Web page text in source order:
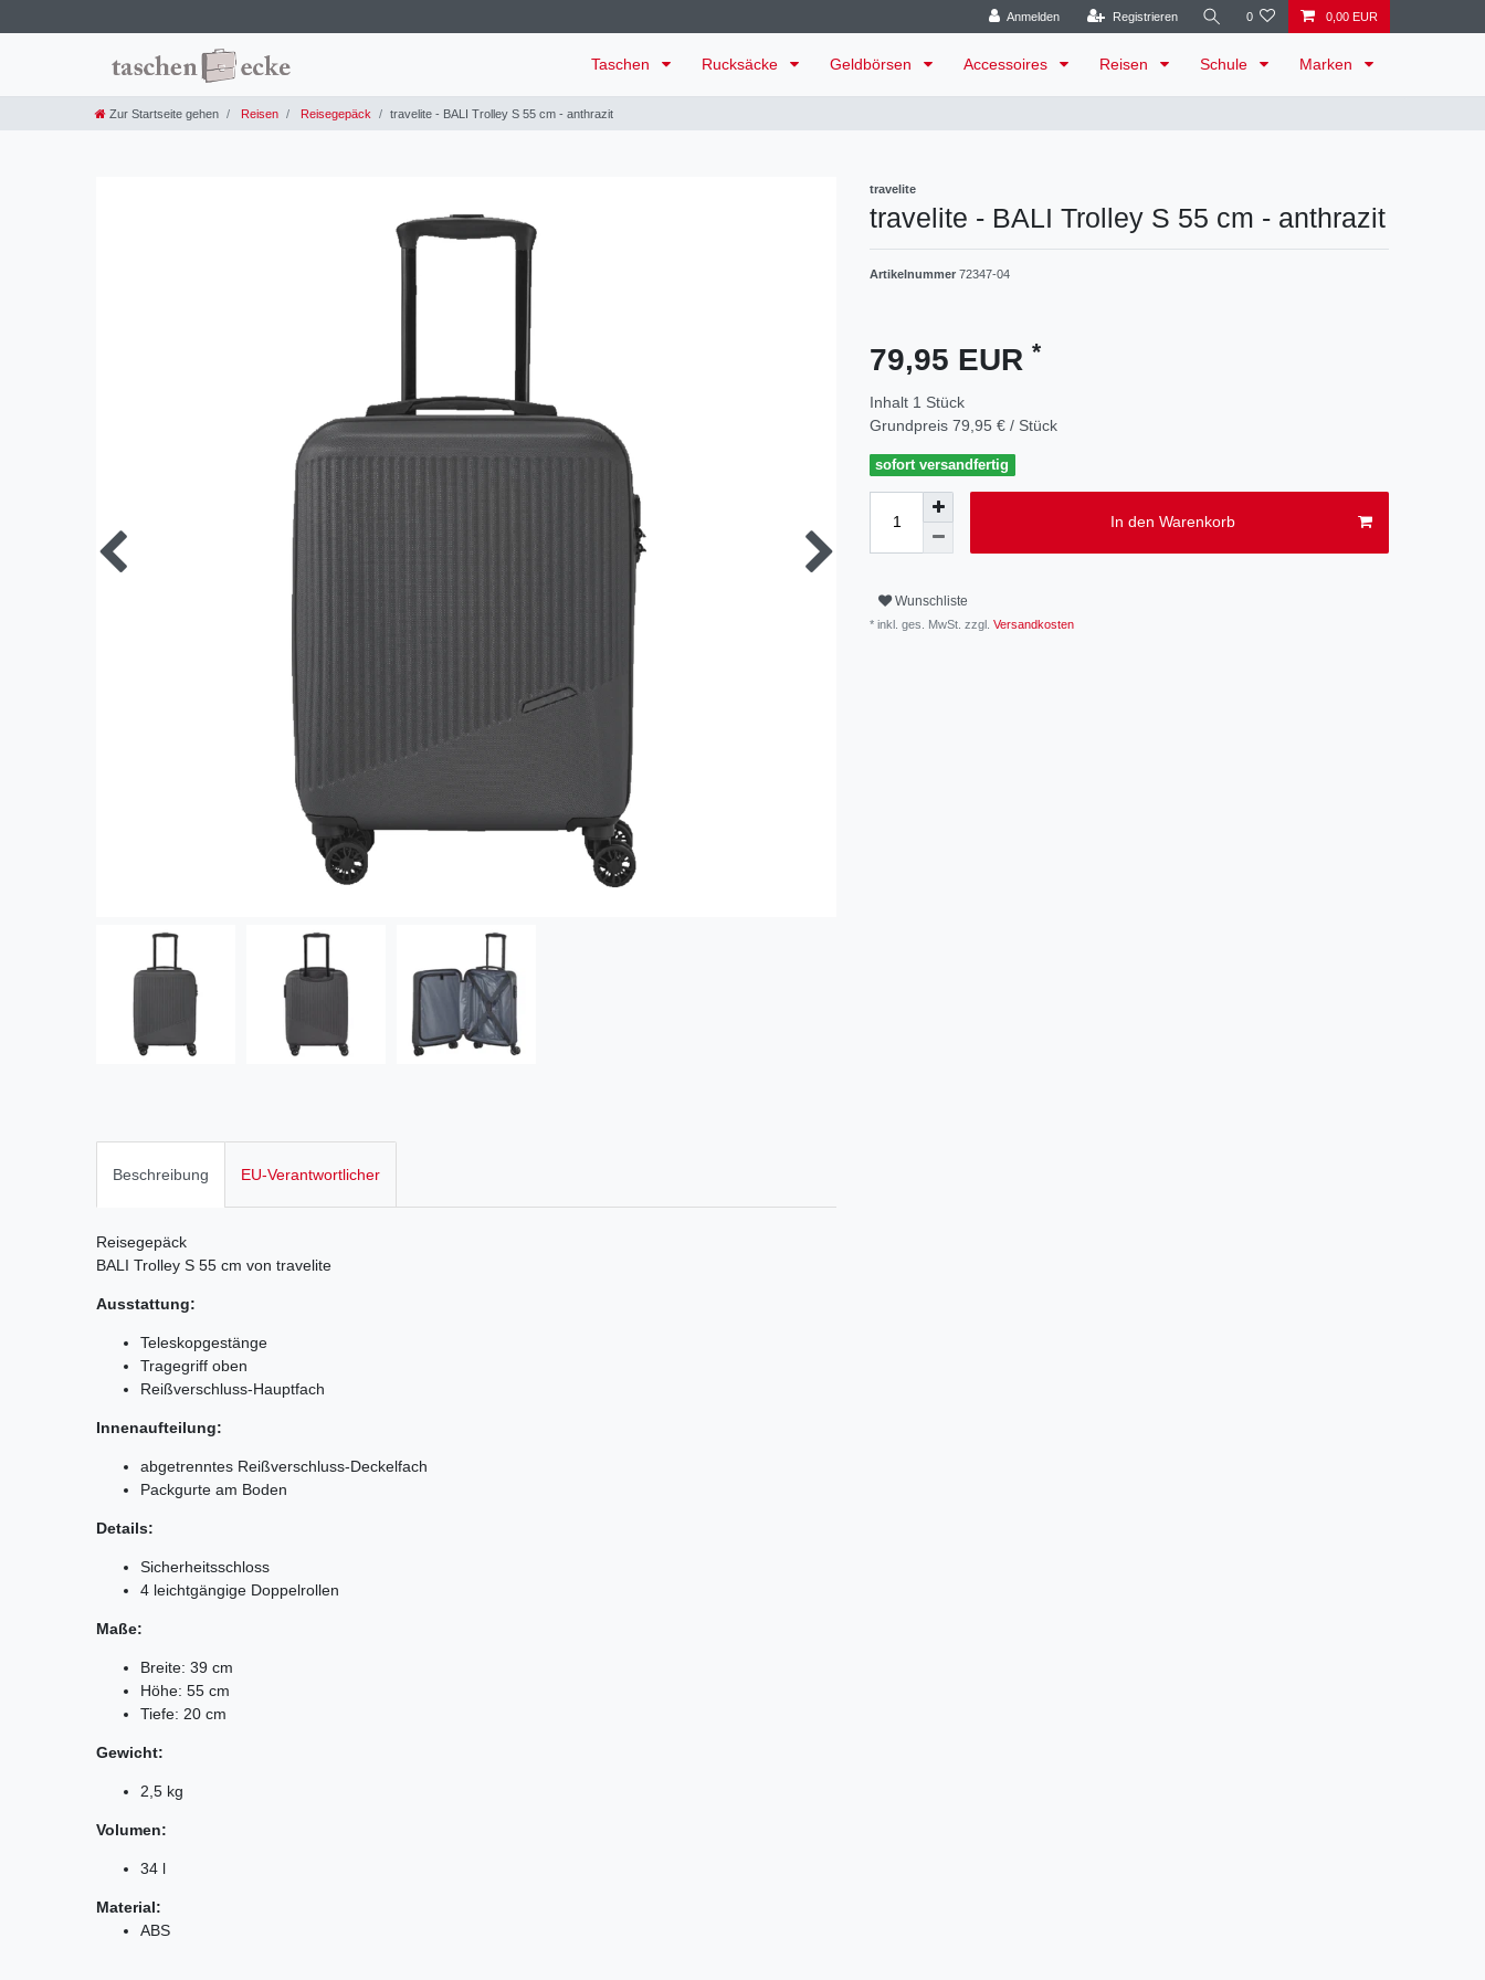
Anmelden Registrieren 0 0,00 EUR
Taschen Rucksäcke Geldbörsen Accessoires Reisen Schule Marken
Zur Startseite gehen Reisen Reisegepäck travelite - BALI Trolley S 55 cm - anthrazit
travelite
travelite - BALI Trolley S 55 cm - anthrazit
Artikelnummer 72347-04
79,95 EUR *
Inhalt 1 Stück
Grundpreis 79,95 € / Stück
sofort versandfertig
In den Warenkorb
Wunschliste
* inkl. ges. MwSt. zzgl. Versandkosten
Beschreibung EU-Verantwortlicher
Reisegepäck
BALI Trolley S 55 cm von travelite
Ausstattung:
Teleskopgestänge
Tragegriff oben
Reißverschluss-Hauptfach
Innenaufteilung:
abgetrenntes Reißverschluss-Deckelfach
Packgurte am Boden
Details:
Sicherheitsschloss
4 leichtgängige Doppelrollen
Maße:
Breite: 39 cm
Höhe: 55 cm
Tiefe: 20 cm
Gewicht:
2,5 kg
Volumen:
34 l
Material:
ABS